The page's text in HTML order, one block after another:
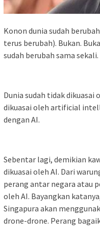
Konon dunia sudah
terus berubah). Bukan.
sudah berubah sama
Dunia sudah tidak dikuasai
dikuasai oleh artificial
dengan AI.
Sebentar lagi, demikian
dikuasai oleh AI. Dari
perang antar negara atau
oleh AI. Bayangkan
Singapura akan
drone-drone. Perang